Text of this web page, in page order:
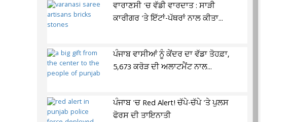
ਵਾਰਾਣਸੀ 'ਚ ਵੱਡੀ ਵਾਰਦਾਤ : ਸਾੜੀ
ਕਾਰੀਗਰ 'ਤੇ ਇੱਟਾਂ-ਪੱਥਰਾਂ ਨਾਲ ਕੀਤਾ...
ਪੰਜਾਬ ਵਾਸੀਆਂ ਨੂੰ ਕੇਂਦਰ ਦਾ ਵੱਡਾ ਤੋਹਫ਼ਾ,
5,673 ਕਰੋੜ ਦੀ ਅਲਾਟਮੈਂਟ ਨਾਲ...
ਪੰਜਾਬ 'ਚ Red Alert! ਚੱਪੇ-ਚੱਪੇ 'ਤੇ ਪੁਲਸ
ਫੋਰਸ ਦੀ ਤਾਇਨਾਤੀ